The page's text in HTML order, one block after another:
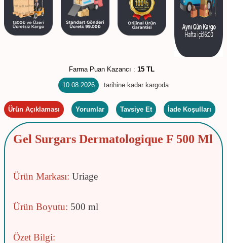
Farma Puan Kazancı : 15 TL
10.08.2026 tarihine kadar kargoda
Ürün Açıklaması Yorumlar Tavsiye Et İade Koşulları
Gel Surgars Dermatologique F 500 Ml
Ürün Markası: Uriage
Ürün Boyutu: 500 ml
Özet Bilgi: